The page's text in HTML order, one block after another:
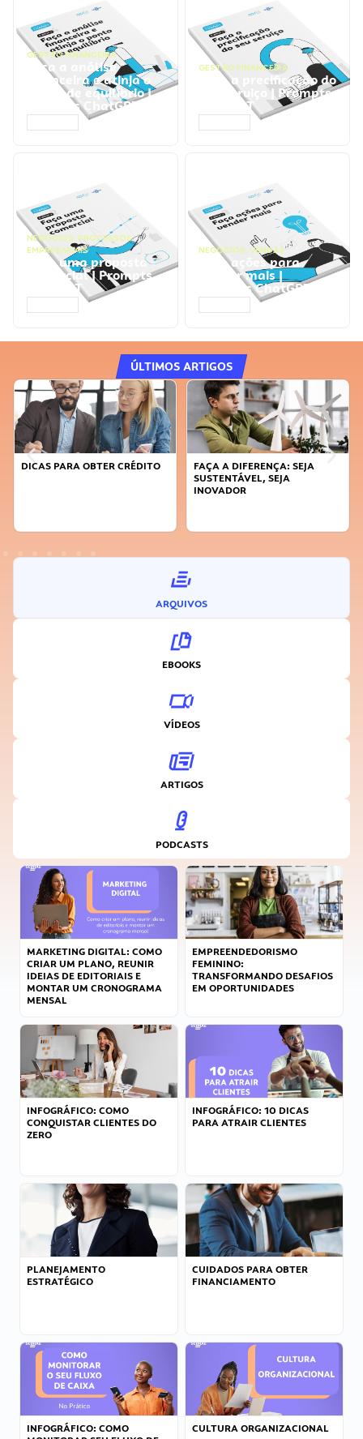
GESTÃO FINANCEIRA
Faça a análise
financeira e atinja o
ponto de equilíbrio |
Prompts ChatGPT
GESTÃO FINANCEIRA
Faça a precificação do
seu serviço | Prompts
ChatGPT
NEGÓCIOS, PROCESSOS
EMPRESARIAIS
Faça uma proposta
comercial | Prompts
ChatGPT
NEGÓCIOS, VENDAS
Faça ações para
vender mais |
Prompts ChatGPT
ÚLTIMOS ARTIGOS
DICAS PARA OBTER CRÉDITO
FAÇA A DIFERENÇA: SEJA
SUSTENTÁVEL, SEJA
INOVADOR
ARQUIVOS
EBOOKS
VÍDEOS
ARTIGOS
PODCASTS
MARKETING DIGITAL: COMO
CRIAR UM PLANO, REUNIR
IDEIAS DE EDITORIAIS E
MONTAR UM CRONOGRAMA
MENSAL
EMPREENDEDORISMO
FEMININO:
TRANSFORMANDO DESAFIOS
EM OPORTUNIDADES
INFOGRÁFICO: COMO
CONQUISTAR CLIENTES DO
ZERO
INFOGRÁFICO: 10 DICAS
PARA ATRAIR CLIENTES
PLANEJAMENTO
ESTRATÉGICO
CUIDADOS PARA OBTER
FINANCIAMENTO
INFOGRÁFICO: COMO
CULTURA ORGANIZACIONAL